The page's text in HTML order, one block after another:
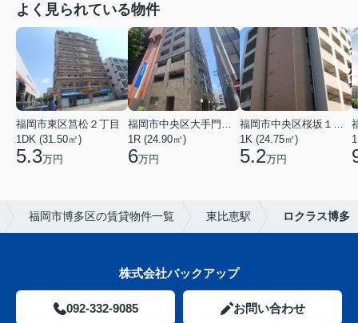
よく見られている物件
福岡市東区筥松２丁目
1DK (31.50㎡)
5.3万円
1R (24.90㎡)
6万円
1K (24.75㎡)
5.2万円
福岡市博多区の賃貸物件一覧 東比恵駅 ロクラス博多
株式会社バックアップ
092-332-9085 お問い合わせ